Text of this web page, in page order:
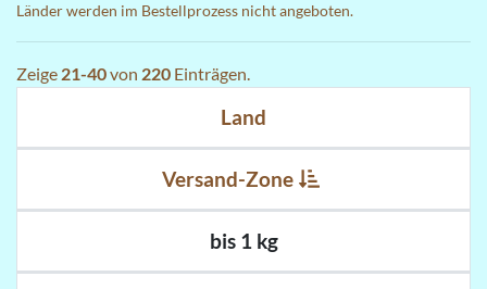
Länder werden im Bestellprozess nicht angeboten.
Zeige 21-40von 220 Einträgen.
Land
Versand-Zone
bis 1 kg